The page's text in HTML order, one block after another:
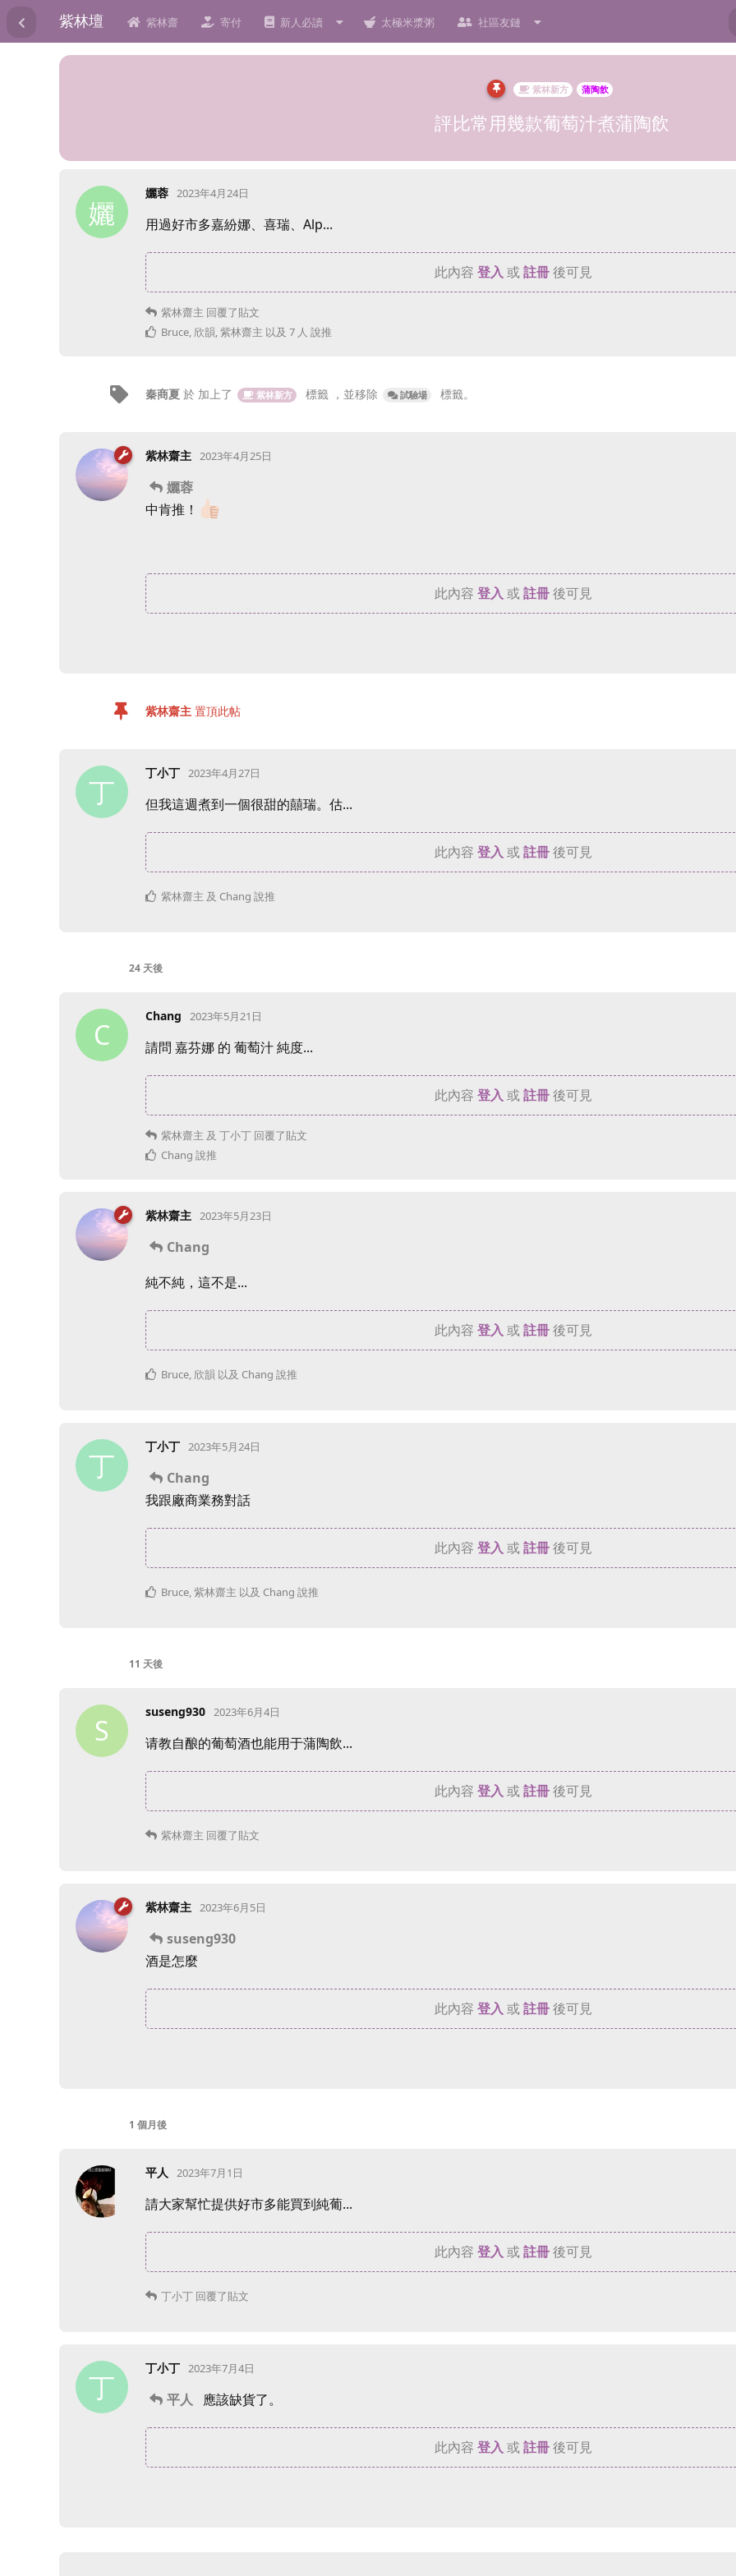
紫林壇 紫林齋 寄付 新人必讀 太極米漿粥 社區友鏈
紫林新方 蒲陶飲
評比常用幾款葡萄汁煮蒲陶飲
孋
孋蓉 2023年4月24日
用過好市多嘉紛娜、喜瑞、Alp...
此內容 登入或註冊後可見
紫林齋主 回覆了貼文
Bruce, 欣韻,紫林齋主 以及 7 人 說推
秦商夏 於 加上了 紫林新方 標籤 ，並移除 試驗場 標籤。
紫林齋主 2023年4月25日
孋蓉
中肯推！
此內容 登入 或註冊後可見
紫林齋主 置頂此帖
丁
丁小丁 2023年4月27日
但我這週煮到一個很甜的囍瑞。估...
此內容 登入 或註冊後可見
紫林齋主 及 Chang 說推
24 天後
C
Chang 2023年5月21日
請問 嘉芬娜 的 葡萄汁 純度...
此內容 登入 或註冊後可見
紫林齋主 及 丁小丁 回覆了貼文
Chang 說推
紫林齋主 2023年5月23日
Chang
純不純，這不是...
此內容 登入 或註冊後可見
Bruce, 欣韻 以及 Chang 說推
丁
丁小丁 2023年5月24日
Chang
我跟廠商業務對話
此內容 登入 或註冊後可見
Bruce,紫林齋主 以及 Chang 說推
11 天後
S
suseng930 2023年6月4日
请教自酿的葡萄酒也能用于蒲陶飲...
此內容 登入 或註冊後可見
紫林齋主 回覆了貼文
紫林齋主 2023年6月5日
suseng930
酒是怎麼
此內容 登入 或註冊後可見
1 個月後
平人 2023年7月1日
請大家幫忙提供好市多能買到純葡...
此內容 登入 或註冊後可見
丁小丁 回覆了貼文
丁
丁小丁 2023年7月4日
平人 應該缺貨了。
此內容 登入 或註冊後可見